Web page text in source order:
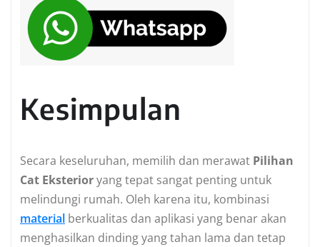
Kesimpulan
Secara keseluruhan, memilih dan merawat Pilihan
Cat Eksterioryang tepat sangat penting untuk
melindungi rumah. Oleh karena itu, kombinasi
material berkualitas dan aplikasi yang benar akan
menghasilkan dinding yang tahan lama dan tetap